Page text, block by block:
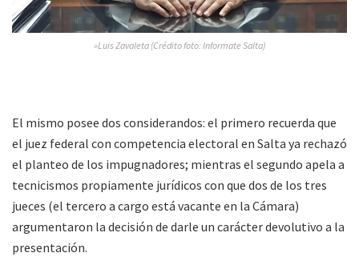
»Luis Zavaleta (Crédito foto: Informate Salta)
El mismo posee dos considerandos: el primero recuerda que
el juez federal con competencia electoral en Salta ya rechazó
el planteo de los impugnadores; mientras el segundo apela a
tecnicismos propiamente jurídicos con que dos de los tres
jueces (el tercero a cargo está vacante en la Cámara)
argumentaron la decisión de darle un carácter devolutivo a la
presentación.